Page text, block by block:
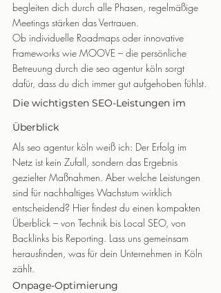
begleiten dich durch alle Phasen, regelmäßige
Meetings stärken das Vertrauen.
Ob individuelle Roadmaps oder innovative
Frameworks wie MOOVE – die persönliche
Betreuung durch die seo agentur köln sorgt
dafür, dass du dich immer gut aufgehoben fühlst.
Die wichtigsten SEO-Leistungen im
Überblick
Als seo agentur köln weiß ich: Der Erfolg im
Netz ist kein Zufall, sondern das Ergebnis
gezielter Maßnahmen. Aber welche Leistungen
sind für nachhaltiges Wachstum wirklich
entscheidend? Hier findest du einen kompakten
Überblick – von Technik bis Local SEO, von
Backlinks bis Reporting. Lass uns gemeinsam
herausfinden, was für dein Unternehmen in Köln
zählt.
Onpage-Optimierung